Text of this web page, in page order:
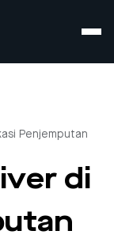
Penjemputan
di